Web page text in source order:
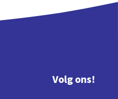
Volg ons!